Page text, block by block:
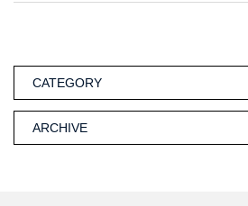
CATEGORY
ARCHIVE